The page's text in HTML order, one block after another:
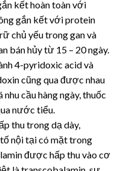
kết hoàn toàn với
gắn kết với protein
chủ yếu trong gan và
bán hủy từ 15 – 20 ngày.
4-pyridoxic acid và
cũng qua được nhau
cầu hàng ngày, thuốc
nước tiểu.
thu trong dạ dày,
nội tại có mặt trong
được hấp thu vào cơ